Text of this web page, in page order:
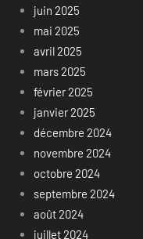
juin 2025
mai 2025
avril 2025
mars 2025
février 2025
janvier 2025
décembre 2024
novembre 2024
octobre 2024
septembre 2024
août 2024
juillet 2024